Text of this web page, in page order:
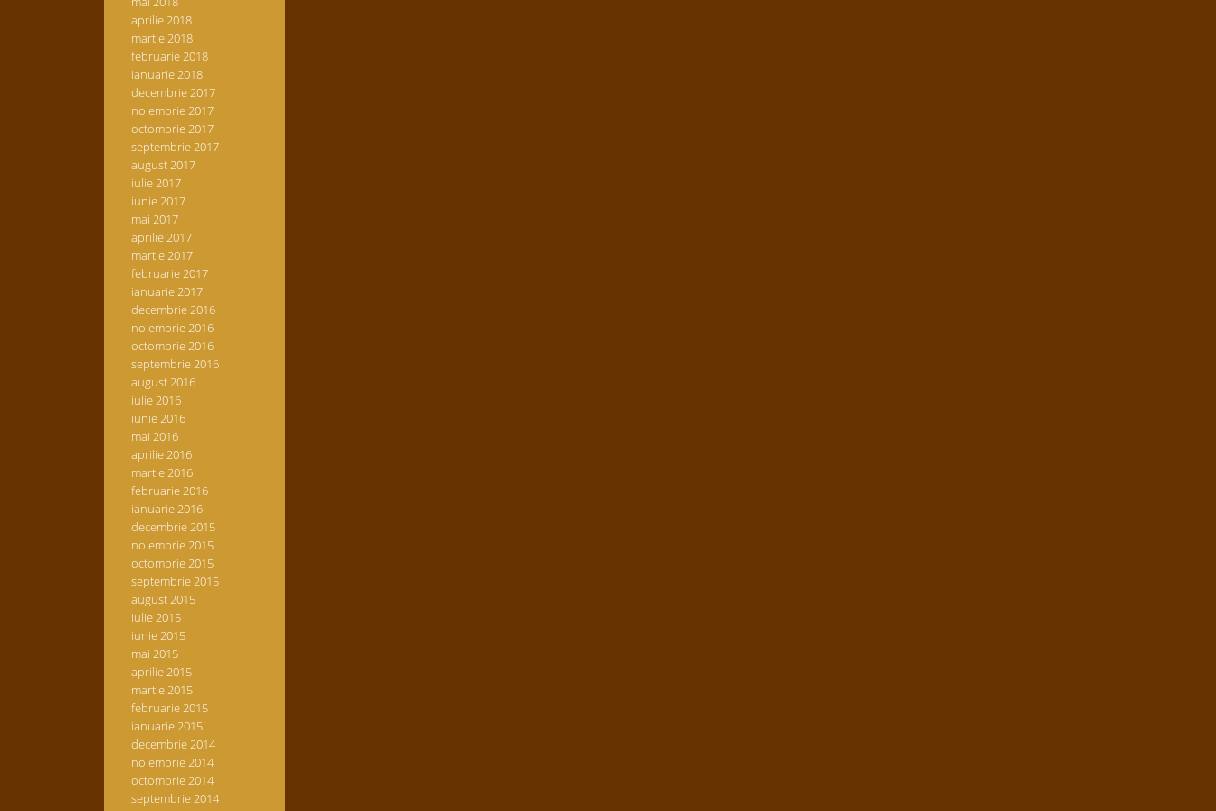
aprilie 2018
martie 2018
februarie 2018
ianuarie 2018
decembrie 2017
noiembrie 2017
octombrie 2017
septembrie 2017
august 2017
iulie 2017
iunie 2017
mai 2017
aprilie 2017
martie 2017
februarie 2017
ianuarie 2017
decembrie 2016
noiembrie 2016
octombrie 2016
septembrie 2016
august 2016
iulie 2016
iunie 2016
mai 2016
aprilie 2016
martie 2016
februarie 2016
ianuarie 2016
decembrie 2015
noiembrie 2015
octombrie 2015
septembrie 2015
august 2015
iulie 2015
iunie 2015
mai 2015
aprilie 2015
martie 2015
februarie 2015
ianuarie 2015
decembrie 2014
noiembrie 2014
octombrie 2014
septembrie 2014